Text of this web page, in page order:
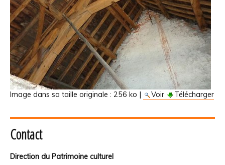
Image dans sa taille originale : 256 ko | Voir Télécharger
Contact
Direction du Patrimoine culturel